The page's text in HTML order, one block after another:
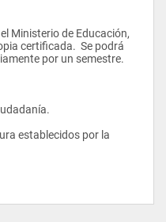
Ministerio de Educación,
certificada.  Se podrá
por un semestre.
establecidos por la